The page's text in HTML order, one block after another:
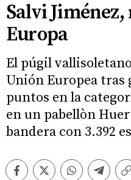
Salvi
Europa
El púgil
Unión Europea tras
puntos en la
en un pabellòn
bandera con 3.392
FacebookTwitterWhatsapp